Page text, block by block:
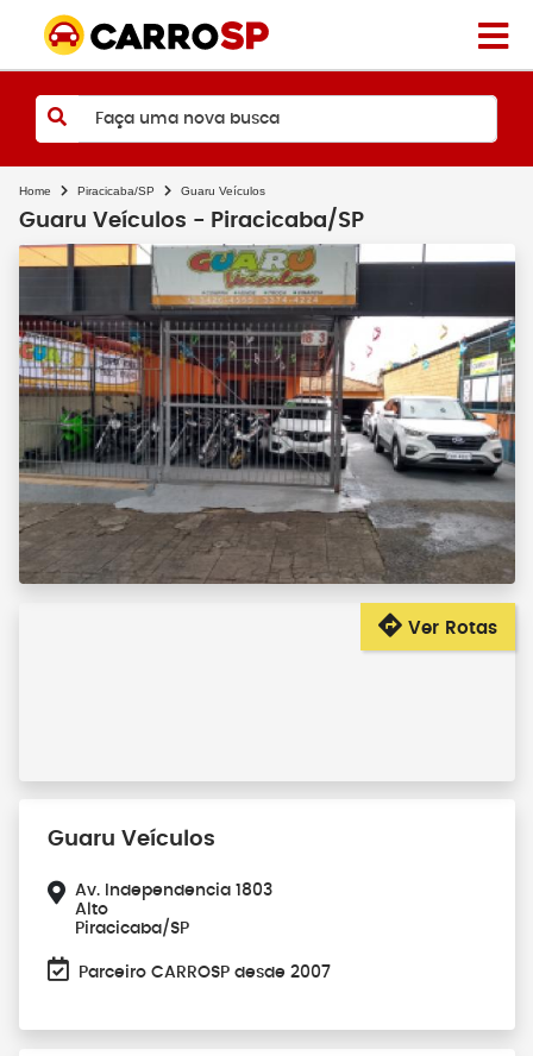
Faça uma nova busca
Home Piracicaba/SP Guaru Veículos
Guaru Veículos - Piracicaba/SP
Ver Rotas
Guaru Veículos
Av. Independencia 1803
Alto
Piracicaba/SP
Parceiro CARROSP desde 2007